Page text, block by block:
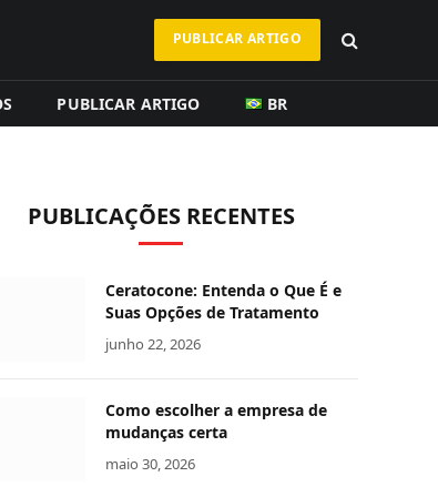
PUBLICAR ARTIGO
PUBLICAR ARTIGO BR
PUBLICAÇÕES RECENTES
Ceratocone: Entenda o Que É e
Suas Opções de Tratamento
junho 22, 2026
Como escolher a empresa de
mudanças certa
maio 30, 2026